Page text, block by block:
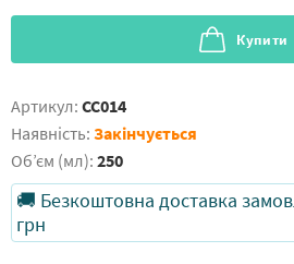
Купити
Артикул: CC014
Наявність: Закінчується
Обʼєм (мл): 250
🚚 Безкоштовна доставка
грн